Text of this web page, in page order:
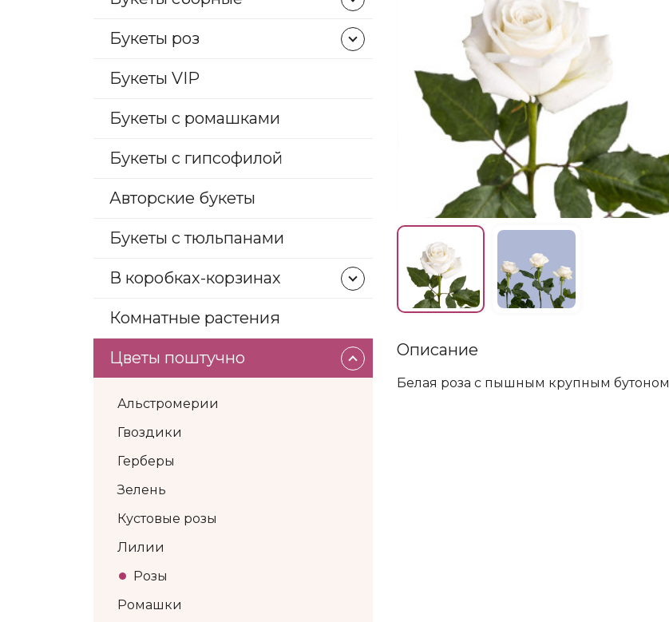
эустомой
Букеты с гортензией
Букеты с ирисами
Букеты с хризантемой
35 роз
51 роза
7 роз
9 роз
Пионовидные розы
Букеты роз
Букеты VIP
Букеты с ромашками
Букеты с гипсофилой
Авторские букеты
Букеты с тюльпанами
В коробках-корзинах
Комнатные растения
Цветы поштучно
Альстромерии
Гвоздики
Герберы
Зелень
Кустовые розы
Лилии
Розы
Ромашки
Описание
Белая роза с пышным крупным бутоном